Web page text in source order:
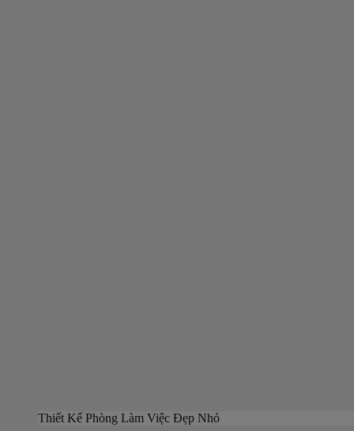
Thiết Kế Phòng Làm Việc Đẹp Nhỏ